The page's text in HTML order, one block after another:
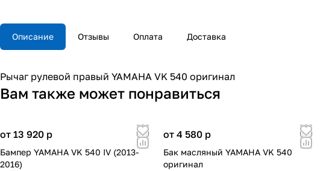
Описание Отзывы Оплата Доставка
Рычаг рулевой правый YAMAHA VK 540 оригинал
Вам также может понравиться
от 13 920 p
Бампер YAMAHA VK 540 IV (2013-
2016)
от 4 580 p
Бак масляный YAMAHA VK 540
оригинал